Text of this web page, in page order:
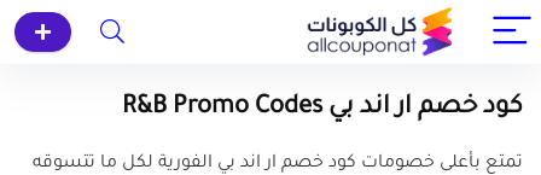
كود خصم ار اند بي R&B Promo Codes
تمتع بأعلى خصومات كود خصم ار اند بي الفورية لكل ما تتسوقه